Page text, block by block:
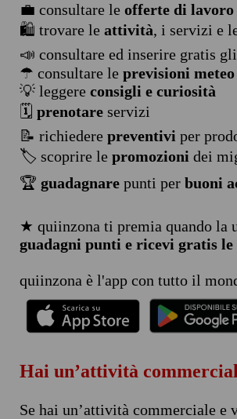
💼 consultare le offerte di lavoro
🛍️ trovare le attività, i servizi e
📣 consultare ed inserire gratis gli
☂ consultare le previsioni meteo
💡 leggere consigli e curiosità
🗓️ prenotareservizi
📝 richiedere preventivi per
🏷️ scoprire le promozioni dei
🏆 guadagnarepunti per buoni
★ quiinzona ti premia quando la
guadagni punti e ricevi gratis
quiinzona è l'app con tutto il
Hai un’attività
Se hai un’attività commerciale e